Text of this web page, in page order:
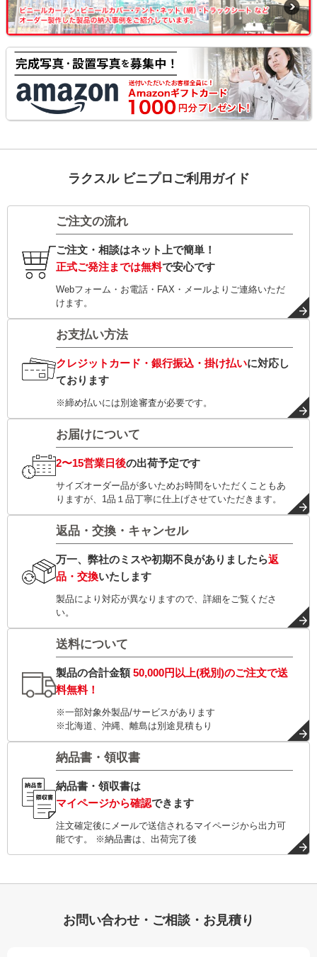
ラクスル ビニプロご利用ガイド
ご注文の流れ
ご注文・相談はネット上で簡単！
正式ご発注までは無料で安心です
Webフォーム・お電話・FAX・メールよりご連絡いただ
けます。
お支払い方法
クレジットカード・銀行振込・掛け払いに対応し
ております
※締め払いには別途審査が必要です。
お届けについて
2〜15営業日後の出荷予定です
サイズオーダー品が多いためお時間をいただくこともあ
りますが、1品１品丁寧に仕上げさせていただきます。
返品・交換・キャンセル
万一、弊社のミスや初期不良がありましたら返
品・交換いたします
製品により対応が異なりますので、詳細をご覧くださ
い。
送料について
製品の合計金額50,000円以上(税別)のご注文で送
料無料！
※一部対象外製品/サービスがあります
※北海道、沖縄、離島は別途見積もり
納品書・領収書
納品書・領収書は
マイページから確認できます
注文確定後にメールで送信されるマイページから出力可
能です。 ※納品書は、出荷完了後
お問い合わせ・ご相談・お見積り